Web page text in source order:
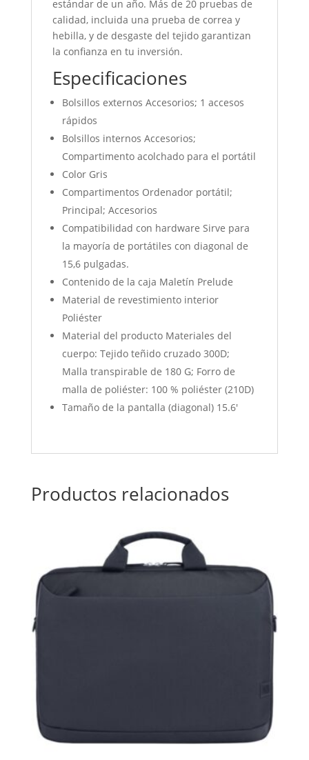
estándar de un año. Más de 20 pruebas de
calidad, incluida una prueba de correa y
hebilla, y de desgaste del tejido garantizan
la confianza en tu inversión.
Especificaciones
Bolsillos externos Accesorios; 1 accesos
rápidos
Bolsillos internos Accesorios;
Compartimento acolchado para el portátil
Color Gris
Compartimentos Ordenador portátil;
Principal; Accesorios
Compatibilidad con hardware Sirve para
la mayoría de portátiles con diagonal de
15,6 pulgadas.
Contenido de la caja Maletín Prelude
Material de revestimiento interior
Poliéster
Material del producto Materiales del
cuerpo: Tejido teñido cruzado 300D;
Malla transpirable de 180 G; Forro de
malla de poliéster: 100 % poliéster (210D)
Tamaño de la pantalla (diagonal) 15.6′
Productos relacionados